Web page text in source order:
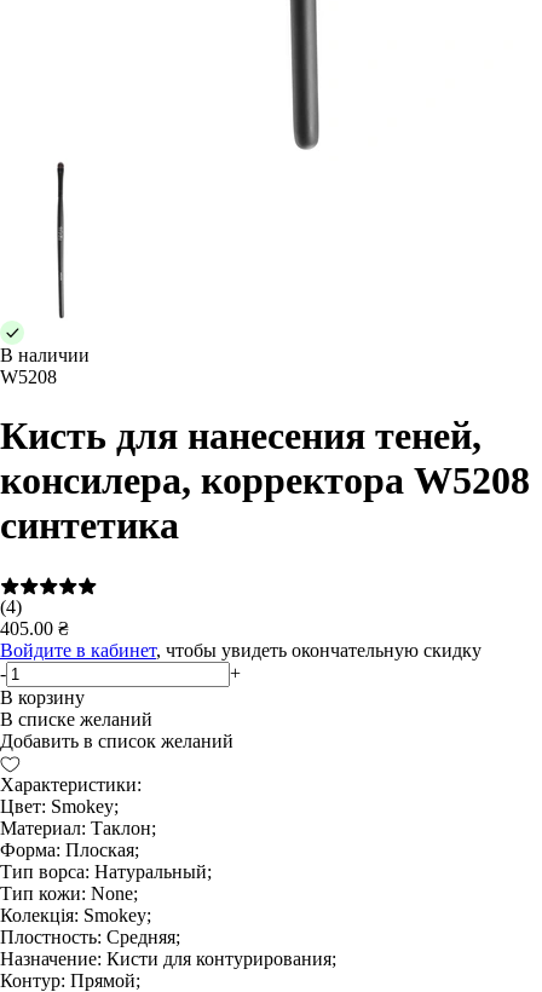
В наличии
W5208
Кисть для нанесения теней,
консилера, корректора W5208
синтетика
(4)
405.00 ₴
Войдите в кабинет, чтобы увидеть окончательную скидку
-
+
В корзину
В списке желаний
Добавить в список желаний
Характеристики:
Цвет: Smokey;
Материал: Таклон;
Форма: Плоская;
Тип ворса: Натуральный;
Тип кожи: None;
Колекція: Smokey;
Плостность: Средняя;
Назначение: Кисти для контурирования;
Контур: Прямой;